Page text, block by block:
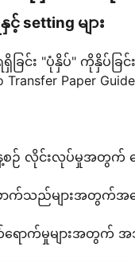
setting များ
ခြင်း "ပုံနှိပ်" ကိုနှိ
Paper Guide
ေ့စဉ် လိုင်းလုပ်မှုအတွက်
သည်များအတွက်အက
ာက်မှုများအတွက် အသုံ